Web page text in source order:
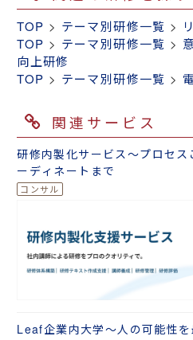
TOP > テーマ別研修一覧 >
TOP > テーマ別研修一覧 >
向上研修
TOP > テーマ別研修一覧 >
関連サービス
研修内製化サービス～プロセ
ーディネートまで
Leaf企業内大学～人の可能性